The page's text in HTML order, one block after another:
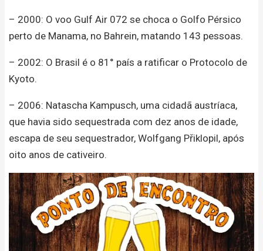
– 2000: O voo Gulf Air 072 se choca o Golfo Pérsico
perto de Manama, no Bahrein, matando 143 pessoas.
– 2002: O Brasil é o 81° país a ratificar o Protocolo de
Kyoto.
– 2006: Natascha Kampusch, uma cidadã austríaca,
que havia sido sequestrada com dez anos de idade,
escapa de seu sequestrador, Wolfgang Přiklopil, após
oito anos de cativeiro.